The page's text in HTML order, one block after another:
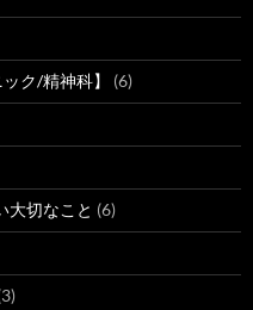
ク/精神科】 (6)
大切なこと (6)